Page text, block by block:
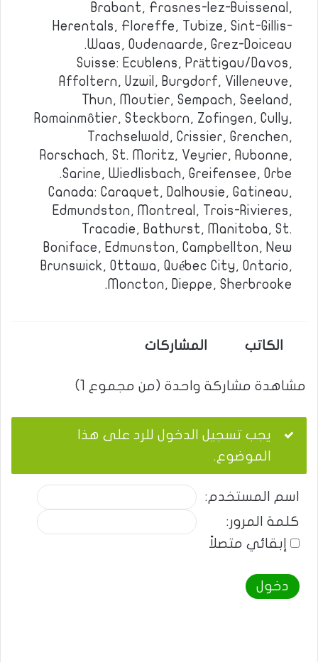
Brabant, Frasnes-lez-Buissenal,
Herentals, Floreffe, Tubize, Sint-Gillis-
Waas, Oudenaarde, Grez-Doiceau.
Suisse: Ecublens, Prättigau/Davos,
Affoltern, Uzwil, Burgdorf, Villeneuve,
Thun, Moutier, Sempach, Seeland,
Romainmôtier, Steckborn, Zofingen, Cully,
Trachselwald, Crissier, Grenchen,
Rorschach, St. Moritz, Veyrier, Aubonne,
Sarine, Wiedlisbach, Greifensee, Orbe.
Canada: Caraquet, Dalhousie, Gatineau,
Edmundston, Montreal, Trois-Rivieres,
Tracadie, Bathurst, Manitoba, St.
Boniface, Edmunston, Campbellton, New
Brunswick, Ottawa, Québec City, Ontario,
Moncton, Dieppe, Sherbrooke.
الكاتب المشاركات
مشاهدة مشاركة واحدة (من مجموع 1)
يجب تسجيل الدخول للرد على هذا
الموضوع.
اسم المستخدم:
كلمة المرور:
إبقائي متصلاً
دخول